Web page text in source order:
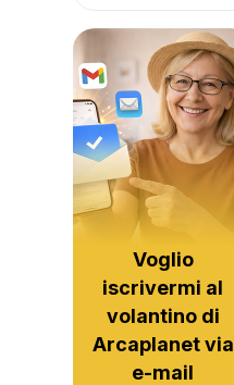
Voglio
iscrivermi al
volantino di
Arcaplanet via
e-mail